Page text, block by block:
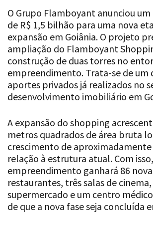
O Grupo Flamboyant anunciou
de R$ 1,5 bilhão para uma nova
expansão em Goiânia. O projeto
ampliação do Flamboyant
construção de duas torres no
empreendimento. Trata-se de um
aportes privados já realizados no
desenvolvimento imobiliário em
A expansão do shopping
metros quadrados de área bruta
crescimento de aproximadamente
relação à estrutura atual. Com
empreendimento ganhará 86
restaurantes, três salas de
supermercado e um centro
de que a nova fase seja concluída